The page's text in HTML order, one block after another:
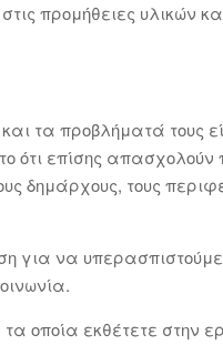
προμήθειες υλικών
τα προβλήματά τους
ότι επίσης
δημάρχους, τους
για να
οποία εκθέτετε στην